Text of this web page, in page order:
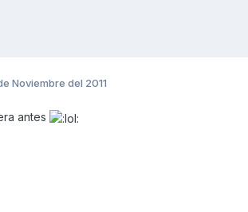
Noviembre del 2011
antes